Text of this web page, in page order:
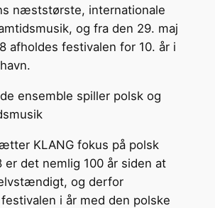
næststørste, internationale
og fra den 29. maj
afholdes festivalen for 10. år i
ensemble spiller polsk og
KLANG fokus på polsk
er det nemlig 100 år siden at
og derfor
i år med den polske